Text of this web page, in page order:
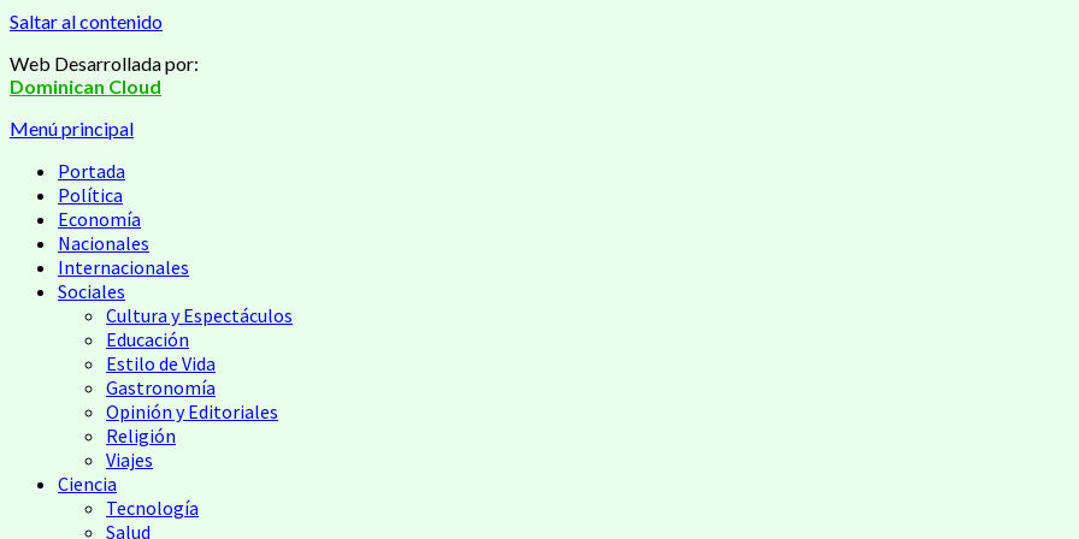
Saltar al contenido
Web Desarrollada por:
Dominican Cloud
Menú principal
Portada
Política
Economía
Nacionales
Internacionales
Sociales
Cultura y Espectáculos
Educación
Estilo de Vida
Gastronomía
Opinión y Editoriales
Religión
Viajes
Ciencia
Tecnología
Salud